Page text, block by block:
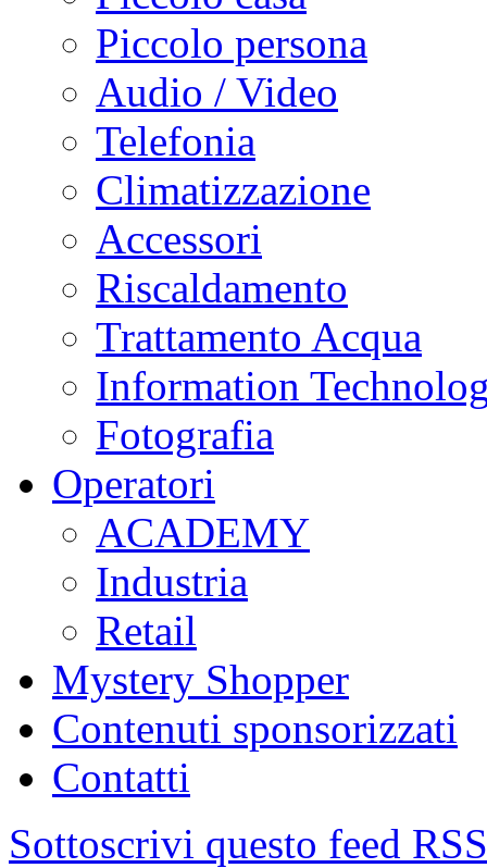
Piccolo persona
Audio / Video
Telefonia
Climatizzazione
Accessori
Riscaldamento
Trattamento Acqua
Information
Fotografia
Operatori
ACADEMY
Industria
Retail
Mystery Shopper
Contenuti sponsorizzati
Contatti
Sottoscrivi questo feed RSS